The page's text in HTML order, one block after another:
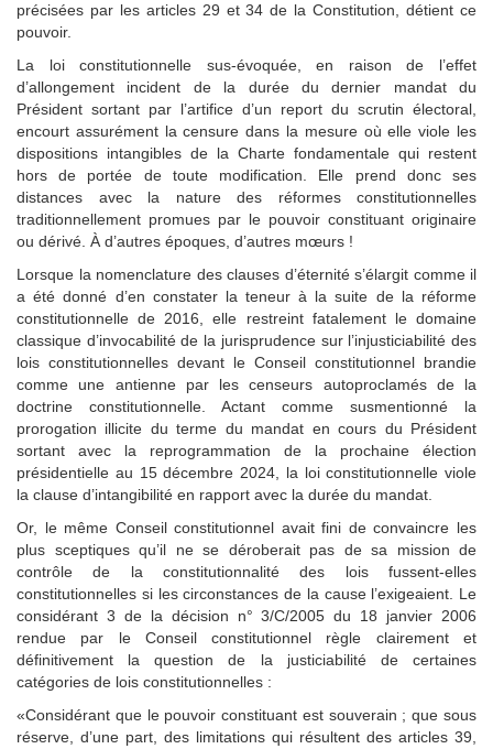
précisées par les articles 29 et 34 de la Constitution, détient ce
pouvoir.
La loi constitutionnelle sus-évoquée, en raison de l’effet
d’allongement incident de la durée du dernier mandat du
Président sortant par l’artifice d’un report du scrutin électoral,
encourt assurément la censure dans la mesure où elle viole les
dispositions intangibles de la Charte fondamentale qui restent
hors de portée de toute modification. Elle prend donc ses
distances avec la nature des réformes constitutionnelles
traditionnellement promues par le pouvoir constituant originaire
ou dérivé. À d’autres époques, d’autres mœurs !
Lorsque la nomenclature des clauses d’éternité s’élargit comme il
a été donné d’en constater la teneur à la suite de la réforme
constitutionnelle de 2016, elle restreint fatalement le domaine
classique d’invocabilité de la jurisprudence sur l’injusticiabilité des
lois constitutionnelles devant le Conseil constitutionnel brandie
comme une antienne par les censeurs autoproclamés de la
doctrine constitutionnelle. Actant comme susmentionné la
prorogation illicite du terme du mandat en cours du Président
sortant avec la reprogrammation de la prochaine élection
présidentielle au 15 décembre 2024, la loi constitutionnelle viole
la clause d’intangibilité en rapport avec la durée du mandat.
Or, le même Conseil constitutionnel avait fini de convaincre les
plus sceptiques qu’il ne se déroberait pas de sa mission de
contrôle de la constitutionnalité des lois fussent-elles
constitutionnelles si les circonstances de la cause l’exigeaient. Le
considérant 3 de la décision n° 3/C/2005 du 18 janvier 2006
rendue par le Conseil constitutionnel règle clairement et
définitivement la question de la justiciabilité de certaines
catégories de lois constitutionnelles :
«Considérant que le pouvoir constituant est souverain ; que sous
réserve, d’une part, des limitations qui résultent des articles 39,